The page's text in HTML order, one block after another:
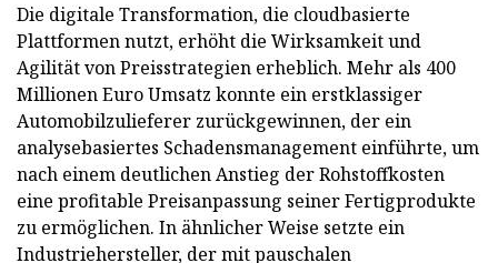
Die digitale Transformation, die cloudbasierte
Plattformen nutzt, erhöht die Wirksamkeit und
Agilität von Preisstrategien erheblich. Mehr als 400
Millionen Euro Umsatz konnte ein erstklassiger
Automobilzulieferer zurückgewinnen, der ein
analysebasiertes Schadensmanagement einführte, um
nach einem deutlichen Anstieg der Rohstoffkosten
eine profitable Preisanpassung seiner Fertigprodukte
zu ermöglichen. In ähnlicher Weise setzte ein
Industriehersteller, der mit pauschalen